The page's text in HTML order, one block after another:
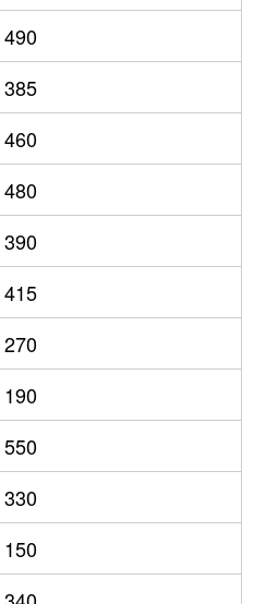
490
385
460
480
390
415
270
190
550
330
150